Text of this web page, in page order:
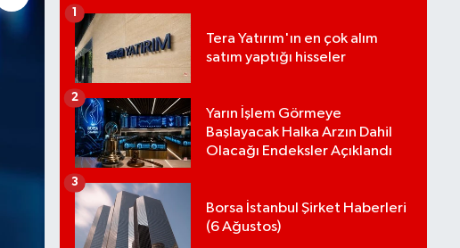
Tera Yatırım'ın en çok alım
satım yaptığı hisseler
1
Yarın İşlem Görmeye
Başlayacak Halka Arzın Dahil
Olacağı Endeksler Açıklandı
2
Borsa İstanbul Şirket Haberleri
(6 Ağustos)
3